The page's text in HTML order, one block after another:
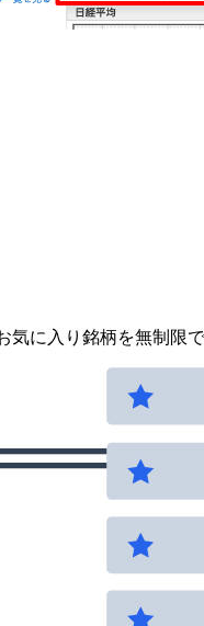
に入り銘柄を無制限